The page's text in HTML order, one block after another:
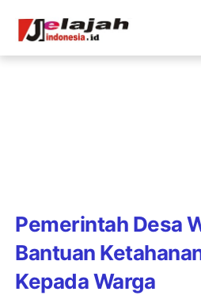
Pemerintah Desa
Bantuan
Kepada Warga